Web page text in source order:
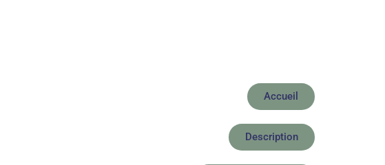
Accueil
Description